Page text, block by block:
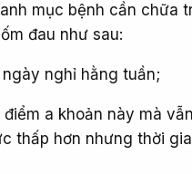
mục bệnh cần chữa
đau như sau:
nghỉ hằng tuần;
a khoản này mà
thấp hơn nhưng thời